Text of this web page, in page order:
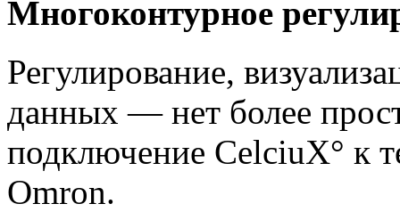
Многоконтурное
Регулирование,
данных — нет более
подключение CelciuX° к
Omron.